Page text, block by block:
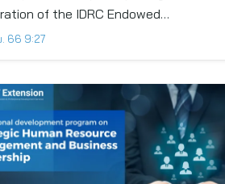
of the IDRC Endowed…
. 66 9:27